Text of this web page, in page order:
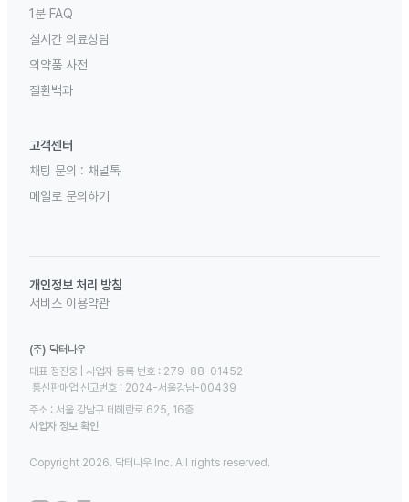
1분 FAQ
실시간 의료상담
의약품 사전
질환백과
고객센터
채팅 문의 : 채널톡
메일로 문의하기
개인정보 처리 방침
서비스 이용약관
(주) 닥터나우
대표 정진웅 | 사업자 등록 번호 : 279-88-01452
통신판매업 신고번호 : 2024-서울강남-00439
주소 : 서울 강남구 테헤란로 625, 16층
사업자 정보 확인
Copyright 2026. 닥터나우 Inc. All rights reserved.